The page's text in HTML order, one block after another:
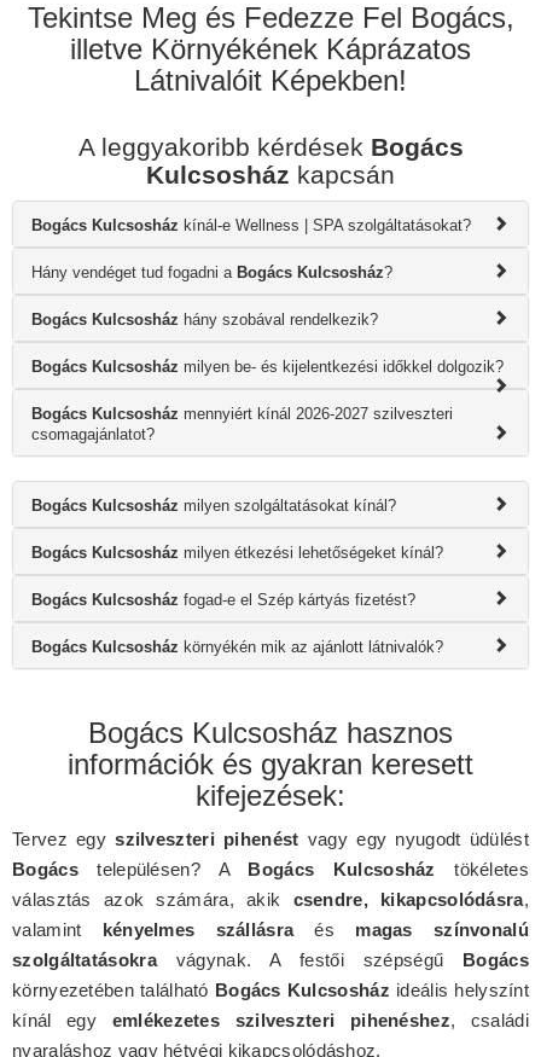
Tekintse Meg és Fedezze Fel Bogács,
illetve Környékének Káprázatos
Látnivalóit Képekben!
A leggyakoribb kérdések Bogács
Kulcsosház kapcsán
Bogács Kulcsosház kínál-e Wellness | SPA szolgáltatásokat?
Hány vendéget tud fogadni a Bogács Kulcsosház?
Bogács Kulcsosház hány szobával rendelkezik?
Bogács Kulcsosház milyen be- és kijelentkezési időkkel dolgozik?
Bogács Kulcsosház mennyiért kínál 2026-2027 szilveszteri
csomagajánlatot?
Bogács Kulcsosház milyen szolgáltatásokat kínál?
Bogács Kulcsosház milyen étkezési lehetőségeket kínál?
Bogács Kulcsosház fogad-e el Szép kártyás fizetést?
Bogács Kulcsosház környékén mik az ajánlott látnivalók?
Bogács Kulcsosház hasznos
információk és gyakran keresett
kifejezések:
Tervez egyszilveszteri pihenést vagy egy nyugodt üdülést
Bogácstelepülésen? A Bogács Kulcsosház
tökéletes
választás azok számára, akik csendre, kikapcsolódásra,
valamint kényelmes szállásraés magas színvonalú
szolgáltatásokravágynak. A festői szépségű Bogács
környezetében található Bogács Kulcsosház ideális helyszínt
kínál egy emlékezetes szilveszteri pihenéshez, családi
nyaraláshoz vagy hétvégi kikapcsolódáshoz.